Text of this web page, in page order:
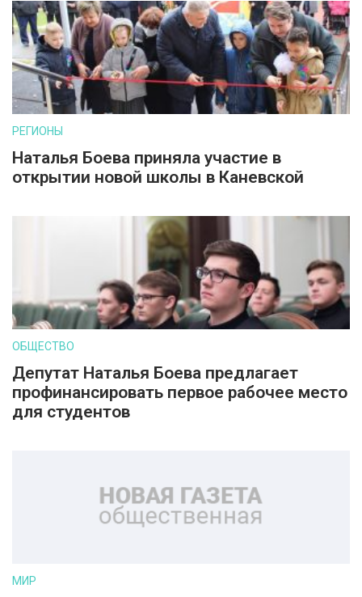
РЕГИОНЫ
Наталья Боева приняла участие в
открытии новой школы в Каневской
ОБЩЕСТВО
Депутат Наталья Боева предлагает
профинансировать первое рабочее место
для студентов
МИР